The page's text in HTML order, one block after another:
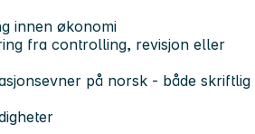
innen økonomi
fra controlling, revisjon eller
på norsk - både skriftlig